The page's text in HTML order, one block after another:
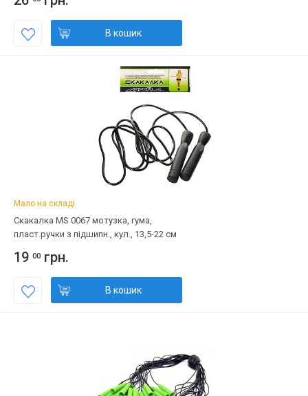
В кошик
Мало на складі
Скакалка MS 0067 мотузка, гума,
пласт.ручки з підшипн., кул., 13,5-22 см
19 00 грн.
В кошик